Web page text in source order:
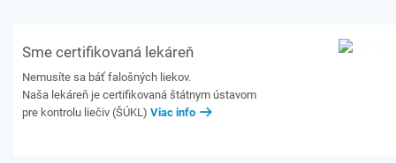
Sme certifikovaná lekáreň
Nemusíte sa báť falošných liekov.
Naša lekáreň je certifikovaná štátnym ústavom
pre kontrolu liečiv (ŠÚKL) Viac info